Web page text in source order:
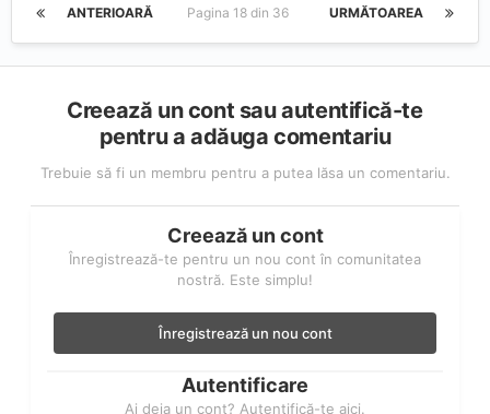
ANTERIOARĂ URMĂTOAREA
Pagina 18 din 36
Creează un cont sau autentifică-te
pentru a adăuga comentariu
Trebuie să fi un membru pentru a putea lăsa un comentariu.
Creează un cont
Înregistrează-te pentru un nou cont în comunitatea
nostră. Este simplu!
Înregistrează un nou cont
Autentificare
Ai deja un cont? Autentifică-te aici.